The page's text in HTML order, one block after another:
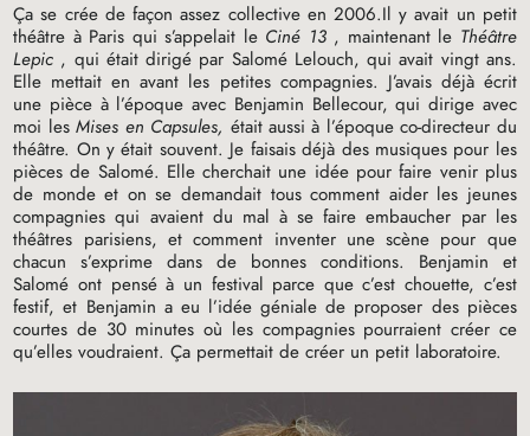
Ça se crée de façon assez collective en 2006.Il y avait un petit
théâtre à Paris qui s’appelait le Ciné 13 , maintenant le Théâtre
Lepic , qui était dirigé par Salomé Lelouch, qui avait vingt ans.
Elle mettait en avant les petites compagnies. J’avais déjà écrit
une pièce à l’époque avec Benjamin Bellecour, qui dirige avec
moi lesMises en Capsules, était aussi à l’époque co-directeur du
théâtre. On y était souvent. Je faisais déjà des musiques pour les
pièces de Salomé. Elle cherchait une idée pour faire venir plus
de monde et on se demandait tous comment aider les jeunes
compagnies qui avaient du mal à se faire embaucher par les
théâtres parisiens, et comment inventer une scène pour que
chacun s’exprime dans de bonnes conditions. Benjamin et
Salomé ont pensé à un festival parce que c’est chouette, c’est
festif, et Benjamin a eu l’idée géniale de proposer des pièces
courtes de 30 minutes où les compagnies pourraient créer ce
qu’elles voudraient. Ça permettait de créer un petit laboratoire.